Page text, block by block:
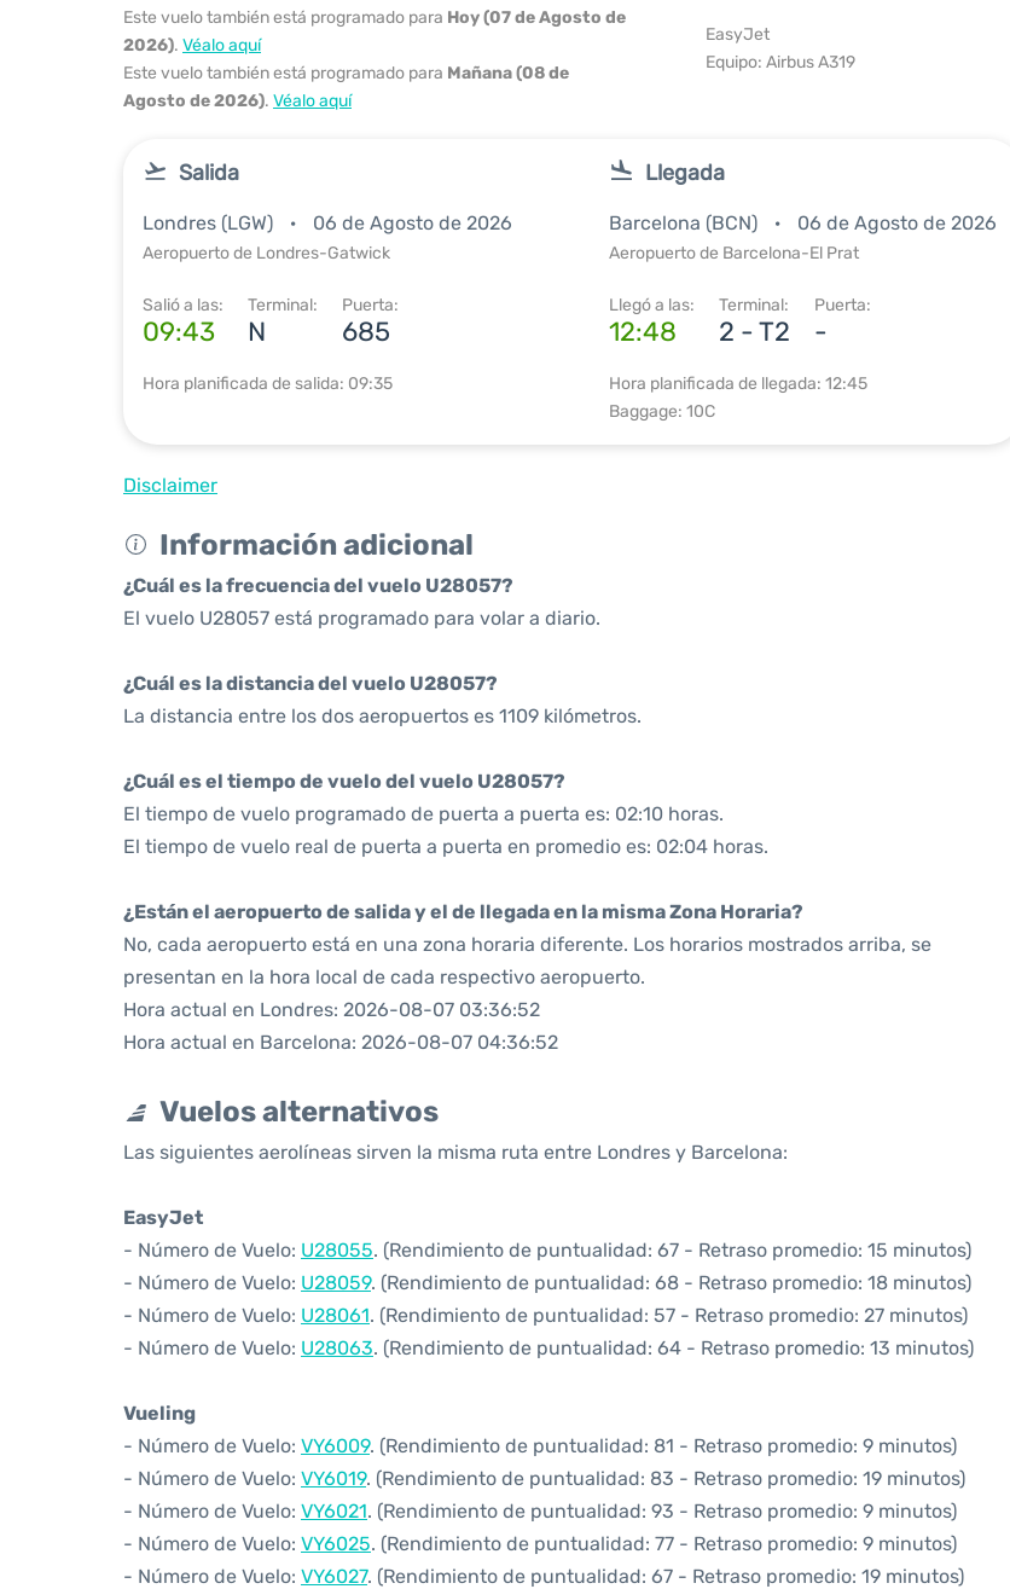
Este vuelo también está programado para Hoy (07 de Agosto de
2026). Véalo aquí
Este vuelo también está programado para Mañana (08 de
Agosto de 2026). Véalo aquí
EasyJet
Equipo: Airbus A319
Salida
Londres (LGW) 06 de Agosto de 2026
Aeropuerto de Londres-Gatwick
Salió a las:
09:43
Terminal:
N
Puerta:
685
Hora planificada de salida: 09:35
Llegada
Barcelona (BCN) 06 de Agosto de 2026
Aeropuerto de Barcelona-El Prat
Llegó a las:
12:48
Terminal:
2 - T2
Puerta:
-
Hora planificada de llegada: 12:45
Baggage: 10C
Disclaimer
Información adicional
¿Cuál es la frecuencia del vuelo U28057?
El vuelo U28057 está programado para volar a diario.
¿Cuál es la distancia del vuelo U28057?
La distancia entre los dos aeropuertos es 1109 kilómetros.
¿Cuál es el tiempo de vuelo del vuelo U28057?
El tiempo de vuelo programado de puerta a puerta es: 02:10 horas.
El tiempo de vuelo real de puerta a puerta en promedio es: 02:04 horas.
¿Están el aeropuerto de salida y el de llegada en la misma Zona Horaria?
No, cada aeropuerto está en una zona horaria diferente. Los horarios mostrados arriba, se
presentan en la hora local de cada respectivo aeropuerto.
Hora actual en Londres: 2026-08-07 03:36:52
Hora actual en Barcelona: 2026-08-07 04:36:52
Vuelos alternativos
Las siguientes aerolíneas sirven la misma ruta entre Londres y Barcelona:
EasyJet
- Número de Vuelo: U28055. (Rendimiento de puntualidad: 67 - Retraso promedio: 15 minutos)
- Número de Vuelo: U28059. (Rendimiento de puntualidad: 68 - Retraso promedio: 18 minutos)
- Número de Vuelo: U28061. (Rendimiento de puntualidad: 57 - Retraso promedio: 27 minutos)
- Número de Vuelo: U28063. (Rendimiento de puntualidad: 64 - Retraso promedio: 13 minutos)
Vueling
- Número de Vuelo: VY6009. (Rendimiento de puntualidad: 81 - Retraso promedio: 9 minutos)
- Número de Vuelo: VY6019. (Rendimiento de puntualidad: 83 - Retraso promedio: 19 minutos)
- Número de Vuelo: VY6021. (Rendimiento de puntualidad: 93 - Retraso promedio: 9 minutos)
- Número de Vuelo: VY6025. (Rendimiento de puntualidad: 77 - Retraso promedio: 9 minutos)
- Número de Vuelo: VY6027. (Rendimiento de puntualidad: 67 - Retraso promedio: 19 minutos)